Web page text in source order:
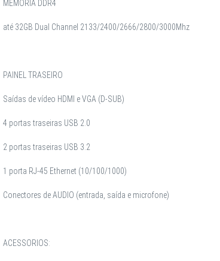
MEMORIA DDR4
até 32GB Dual Channel 2133/2400/2666/2800/3000Mhz
PAINEL TRASEIRO
Saídas de vídeo HDMI e VGA (D-SUB)
4 portas traseiras USB 2.0
2 portas traseiras USB 3.2
1 porta RJ-45 Ethernet (10/100/1000)
Conectores de AUDIO (entrada, saída e microfone)
ACESSORIOS: